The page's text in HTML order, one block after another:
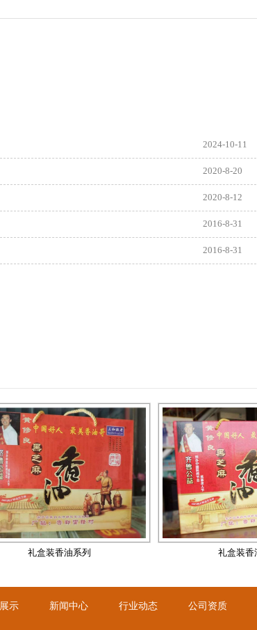
盒装香油系列 礼盒装香油系列
2024-10-11
2020-8-20
2020-8-12
2016-8-31
2016-8-31
礼盒装香油系列 礼盒装香油系列
示 新闻中心 行业动态 公司资质